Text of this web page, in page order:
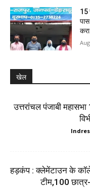
15
खेल
उत्तरांचल पंजाबी महासभा
हड़कंप : क्लेमेंटाउन के
टीम,100